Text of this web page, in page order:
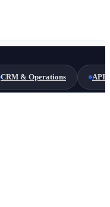
CRM & Operations API